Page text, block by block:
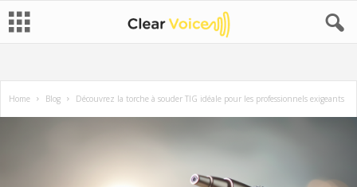
Home Blog Découvrez la torche à souder TIG idéale pour les professionnels exigeants